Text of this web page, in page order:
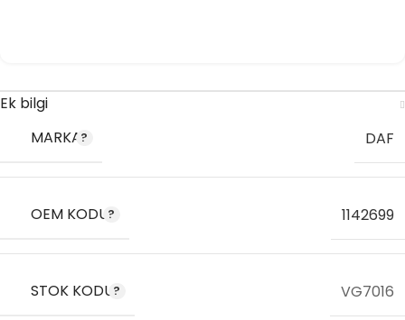
Ek bilgi
MARKA
DAF
OEM KODU 1142699
STOK KODU VG7016